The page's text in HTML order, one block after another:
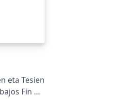
eta Tesien
Fin de
Ph.D.